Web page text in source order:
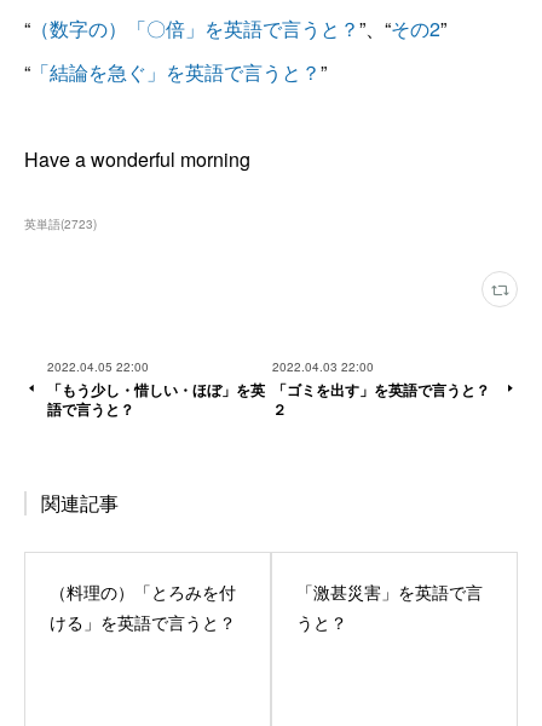
“ （数字の）「〇倍」を英語で言うと？”、“その2”
“ 「結論を急ぐ」を英語で言うと？”
Have a wonderful morning
英単語(2723)
2022.04.05 22:00
「もう少し・惜しい・ほぼ」を英
語で言うと？
2022.04.03 22:00
「ゴミを出す」を英語で言うと？
２
関連記事
（料理の）「とろみを付
ける」を英語で言うと？
「激甚災害」を英語で言
うと？